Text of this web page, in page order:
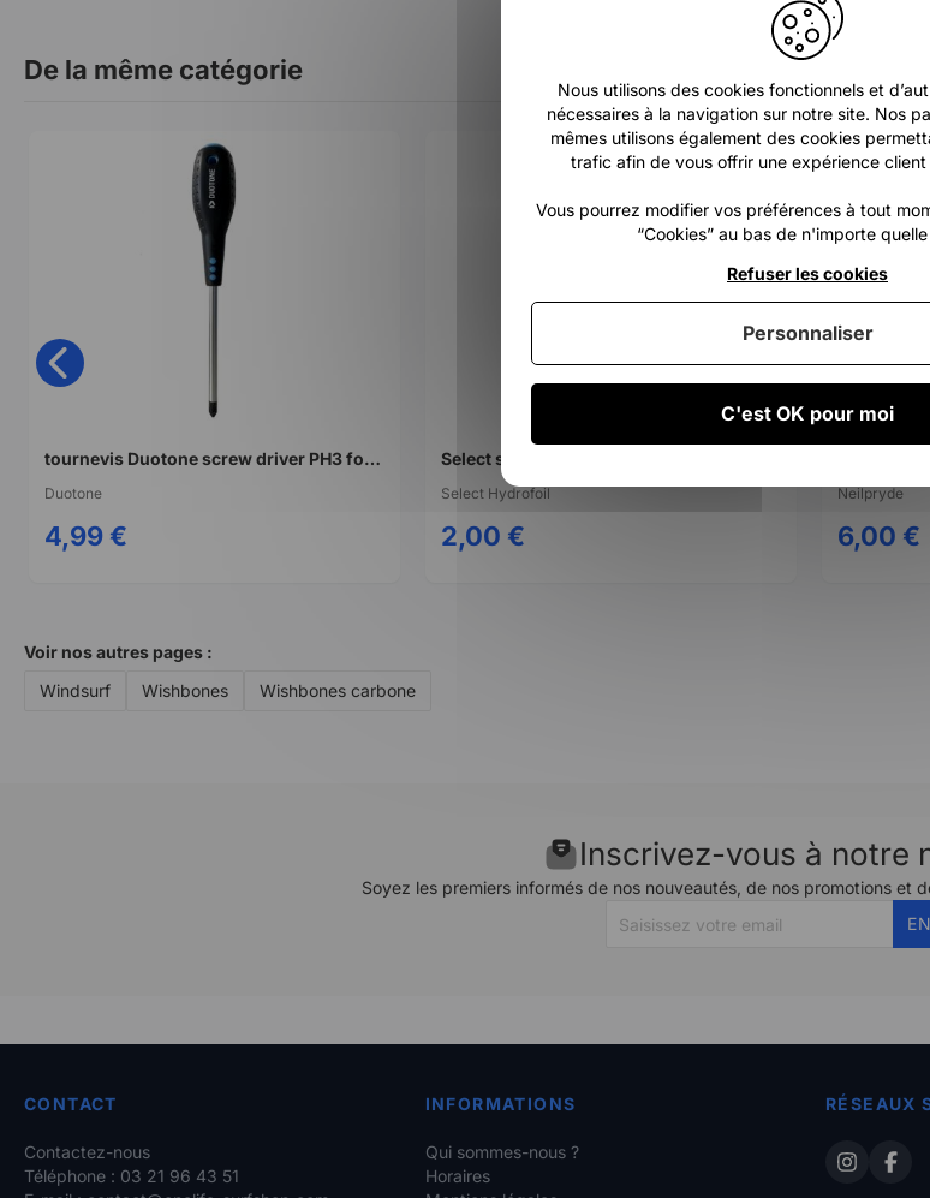
De la même catégorie
tournevis Duotone screw driver PH3 for footstrap
Duotone
4,99 €
Select screw system aileron
Select Hydrofoil
2,00 €
Neilpryde
6,00 €
Voir nos autres pages :
Windsurf
Wishbones Wishbones carbone
Inscrivez-vous à notre
Soyez les premiers informés de nos nouveautés, de nos promotions et
CONTACT
Contactez-nous
Téléphone : 03 21 96 43 51
INFORMATIONS
Qui sommes-nous ?
Horaires
RÉSEAUX
Nous utilisons des cookies fonctionnels et
nécessaires à la navigation sur notre site. Nos
mêmes utilisons également des cookies
trafic afin de vous offrir une expérience client
Vous pourrez modifier vos préférences à tout
“Cookies” au bas de n'importe
C'est OK pour moi
Refuser les cookies
Personnaliser